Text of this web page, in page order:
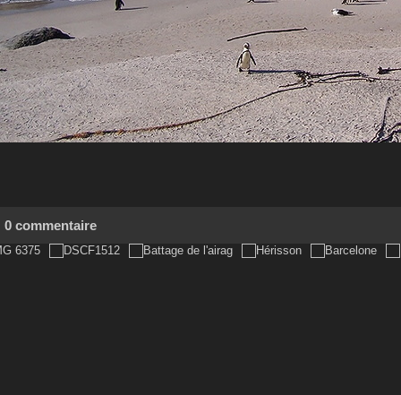
0 commentaire